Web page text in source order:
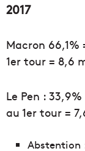
2017
Macron 66,1%
1er tour = 8,6
Le Pen :
au 1er tour =
Abstention